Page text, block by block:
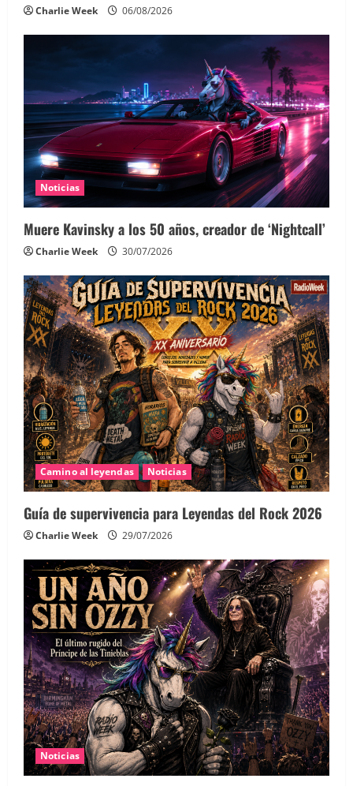
Charlie Week 06/08/2026
Noticias
Muere Kavinsky a los 50 años, creador de ‘Nightcall’
Charlie Week 30/07/2026
Camino al leyendas Noticias
Guía de supervivencia para Leyendas del Rock 2026
Charlie Week 29/07/2026
Noticias